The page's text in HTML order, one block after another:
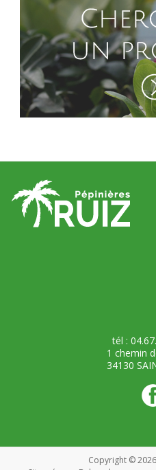
tél :
1 chemin
34130
Copyright © 2026